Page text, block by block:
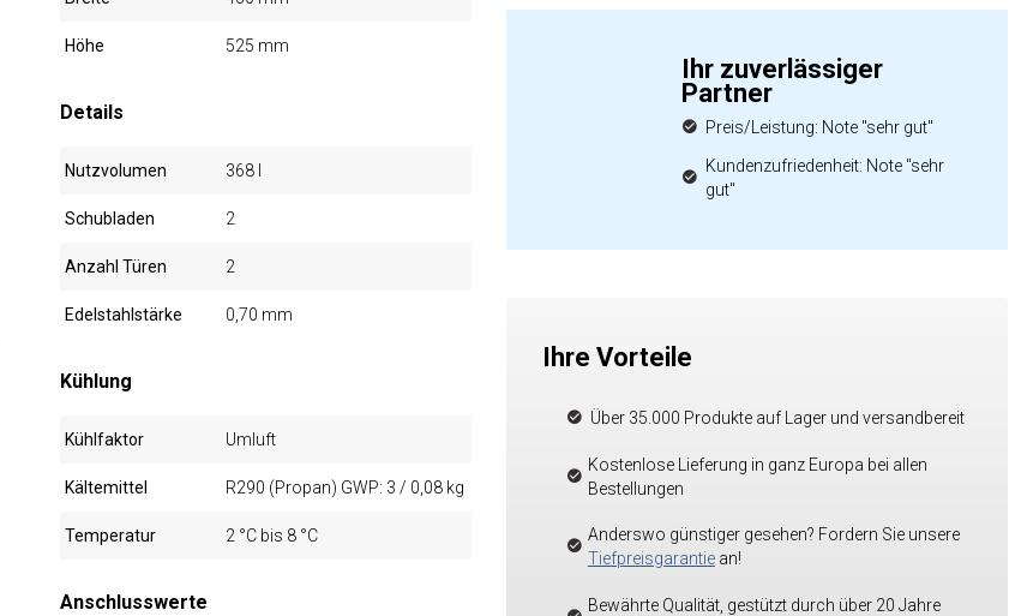
Höhe 525 mm
Details
Nutzvolumen 368 l
Schubladen 2
Anzahl Türen 2
Edelstahlstärke 0,70 mm
Kühlung
Kühlfaktor Umluft
Kältemittel R290 (Propan) GWP: 3 / 0,08 kg
Temperatur 2 °C bis 8 °C
Anschlusswerte
Ihr zuverlässiger
Partner
Preis/Leistung: Note "sehr gut"
Kundenzufriedenheit: Note "sehr
gut"
Ihre Vorteile
Über 35.000 Produkte auf Lager und versandbereit
Kostenlose Lieferung in ganz Europa bei allen
Bestellungen
Anderswo günstiger gesehen? Fordern Sie unsere
Tiefpreisgarantiean!
Bewährte Qualität, gestützt durch über 20 Jahre